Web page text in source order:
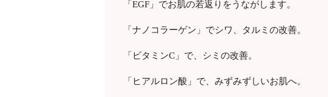
「EGF」でお肌の若返りをうながします。
「ナノコラーゲン」でシワ、タルミの改善。
「ビタミンC」で、シミの改善。
「ヒアルロン酸」で、みずみずしいお肌へ。